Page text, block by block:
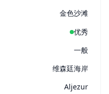
金色沙滩
优秀
一般
维森廷海岸
Aljezur